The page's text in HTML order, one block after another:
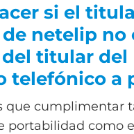
si el
netelip no
titular del
telefónico a
que cumplimentar
portabilidad como